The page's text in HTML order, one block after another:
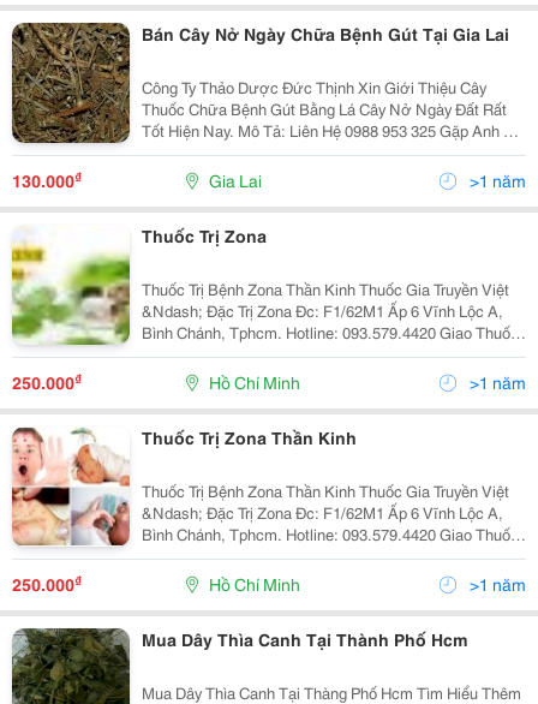
Bán Cây Nở Ngày Chữa Bệnh Gút Tại Gia Lai
Công Ty Thảo Dược Đức Thịnh Xin Giới Thiệu Cây
Thuốc Chữa Bệnh Gút Bằng Lá Cây Nở Ngày Đất Rất
Tốt Hiện Nay. Mô Tả: Liên Hệ 0988 953 325 Gặp Anh An
Hoặc Đến Các Địa Chỉ Sau Đây Để Mua Cây Thuốc: Cây
Nở Ngày Đất Hay Còn Có Tên
130.000₫ Gia Lai >1 năm
Thuốc Trị Zona
Thuốc Trị Bệnh Zona Thần Kinh Thuốc Gia Truyền Việt
&Ndash; Đặc Trị Zona Đc: F1/62M1 Ấp 6 Vĩnh Lộc A,
Bình Chánh, Tphcm. Hotline: 093.579.4420 Giao Thuốc
Trên Toàn Quốc Để Đảm Bảo Sức Khỏe. Đến Với Chung
Tôi Bạn Sẻ Hết Bệnh Zona Thần Kinh
250.000₫ Hồ Chí Minh >1 năm
Thuốc Trị Zona Thần Kinh
Thuốc Trị Bệnh Zona Thần Kinh Thuốc Gia Truyền Việt
&Ndash; Đặc Trị Zona Đc: F1/62M1 Ấp 6 Vĩnh Lộc A,
Bình Chánh, Tphcm. Hotline: 093.579.4420 Giao Thuốc
Trên Toàn Quốc Để Đảm Bảo Sức Khỏe. Đến Với Chung
Tôi Bạn Sẻ Hết Bệnh Zona Thần Kinh
250.000₫ Hồ Chí Minh >1 năm
Mua Dây Thìa Canh Tại Thành Phố Hcm
Mua Dây Thìa Canh Tại Thàng Phố Hcm Tìm Hiểu Thêm